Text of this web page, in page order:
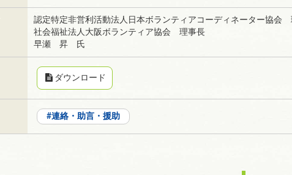
認定特定非営利活動法人日本ボランティアコーディネーター協会
社会福祉法人大阪ボランティア協会 理事長
早瀬 昇 氏
ダウンロード
連絡・助言・援助